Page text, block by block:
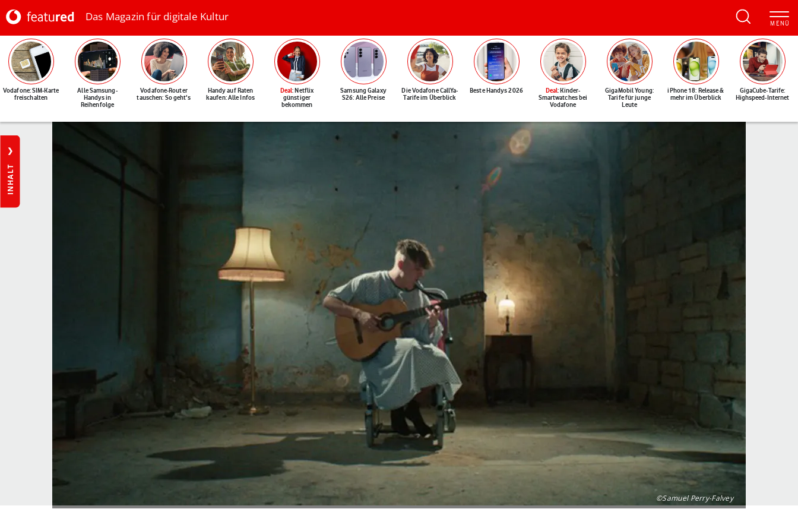
Das Magazin für digitale Kultur
Vodafone: SIM-Karte
freischalten
Alle Samsung-
Handys in
Reihenfolge
Vodafone-Router
tauschen: So geht's
Handy auf Raten
kaufen: Alle Infos
Deal: Netflix
günstiger
bekommen
Samsung Galaxy
S26: Alle Preise
Die Vodafone CallYa-
Tarife im Überblick
Beste Handys 2026 Deal: Kinder-
Smartwatches bei
Vodafone
GigaMobil Young:
Tarife für junge
Leute
iPhone 18: Release &
mehr im Überblick
GigaCube-Tarife:
Highspeed-Internet
INHALT
©Samuel Perry-Falvey